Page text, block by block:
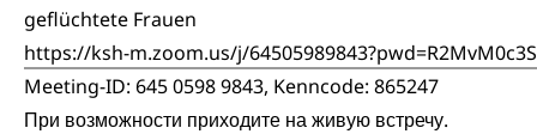
geflüchtete Frauen
https://ksh-m.zoom.us/j/
Meeting-ID: 645 0598 9843, Kenncode: 865247
При возможности приходите на живую встречу.